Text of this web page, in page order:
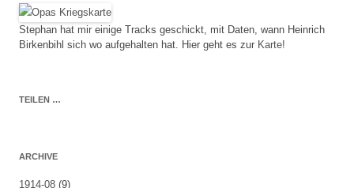
Stephan hat mir einige Tracks geschickt, mit Daten, wann Heinrich
Birkenbihl sich wo aufgehalten hat. Hier geht es zur Karte!
TEILEN …
ARCHIVE
1914-08 (9)